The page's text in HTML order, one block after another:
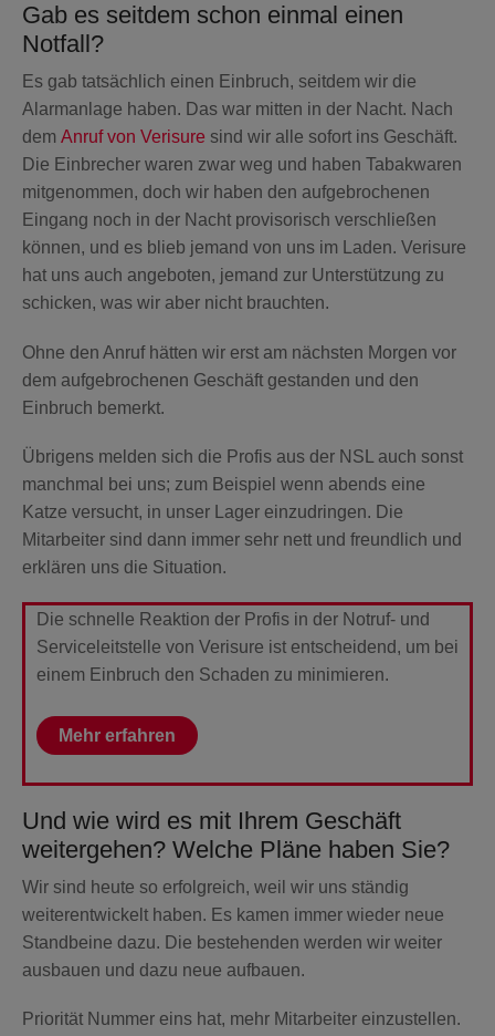
Gab es seitdem schon einmal einen
Notfall?
Es gab tatsächlich einen Einbruch, seitdem wir die
Alarmanlage haben. Das war mitten in der Nacht. Nach
dem Anruf von Verisure sind wir alle sofort ins Geschäft.
Die Einbrecher waren zwar weg und haben Tabakwaren
mitgenommen, doch wir haben den aufgebrochenen
Eingang noch in der Nacht provisorisch verschließen
können, und es blieb jemand von uns im Laden. Verisure
hat uns auch angeboten, jemand zur Unterstützung zu
schicken, was wir aber nicht brauchten.
Ohne den Anruf hätten wir erst am nächsten Morgen vor
dem aufgebrochenen Geschäft gestanden und den
Einbruch bemerkt.
Übrigens melden sich die Profis aus der NSL auch sonst
manchmal bei uns; zum Beispiel wenn abends eine
Katze versucht, in unser Lager einzudringen. Die
Mitarbeiter sind dann immer sehr nett und freundlich und
erklären uns die Situation.
Die schnelle Reaktion der Profis in der Notruf- und
Serviceleitstelle von Verisure ist entscheidend, um bei
einem Einbruch den Schaden zu minimieren.
Mehr erfahren
Und wie wird es mit Ihrem Geschäft
weitergehen? Welche Pläne haben Sie?
Wir sind heute so erfolgreich, weil wir uns ständig
weiterentwickelt haben. Es kamen immer wieder neue
Standbeine dazu. Die bestehenden werden wir weiter
ausbauen und dazu neue aufbauen.
Priorität Nummer eins hat, mehr Mitarbeiter einzustellen.